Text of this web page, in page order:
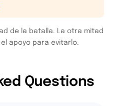
de la batalla. La otra mitad
apoyo para evitarlo.
Questions